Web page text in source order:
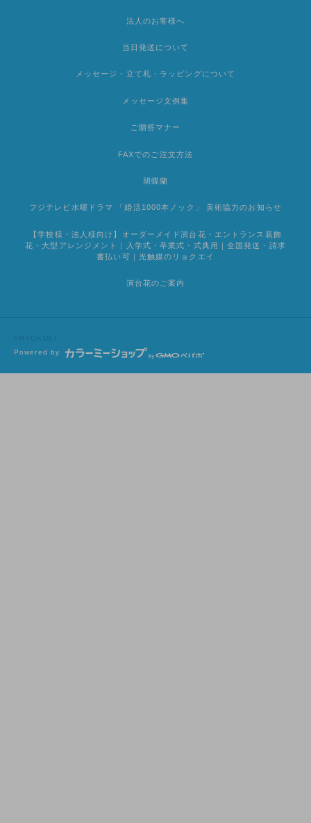
法人のお客様へ
当日発送について
メッセージ・立て札・ラッピングについて
メッセージ文例集
ご贈答マナー
FAXでのご注文方法
胡蝶蘭
フジテレビ水曜ドラマ 「婚活1000本ノック」 美術協力のお知らせ
【学校様・法人様向け】オーダーメイド演台花・エントランス装飾
花・大型アレンジメント｜入学式・卒業式・式典用｜全国発送・請求
書払い可｜光触媒のリョクエイ
演台花のご案内
©RYOKUEI
Powered by